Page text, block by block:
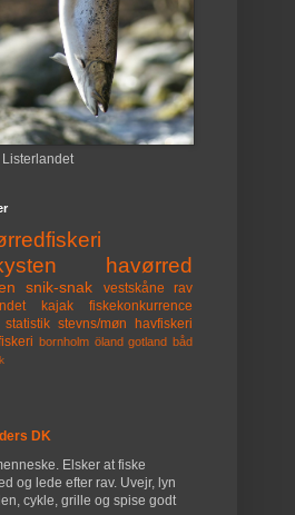
Listerlandet
havørred
snik-snak vestskåne
rav
kajak
fiskekonkurrence
statistik stevns/møn
havfiskeri
bornholm öland gotland båd
DK
Elsker at fiske
og lede efter rav. Uvejr, lyn
cykle, grille og spise godt